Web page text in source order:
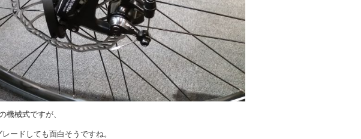
機械式ですが、
ードしても面白そうですね。